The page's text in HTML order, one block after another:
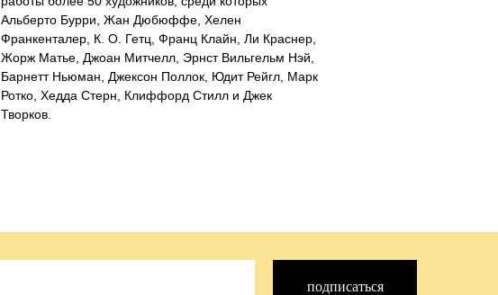
Альберто Бурри, Жан Дюбюффе, Хелен
Франкенталер, К. О. Гетц, Франц Клайн, Ли Краснер,
Жорж Матье, Джоан Митчелл, Эрнст Вильгельм Нэй,
Барнетт Ньюман, Джексон Поллок, Юдит Рейгл, Марк
Ротко, Хедда Стерн, Клиффорд Стилл и Джек
Творков.
подписаться